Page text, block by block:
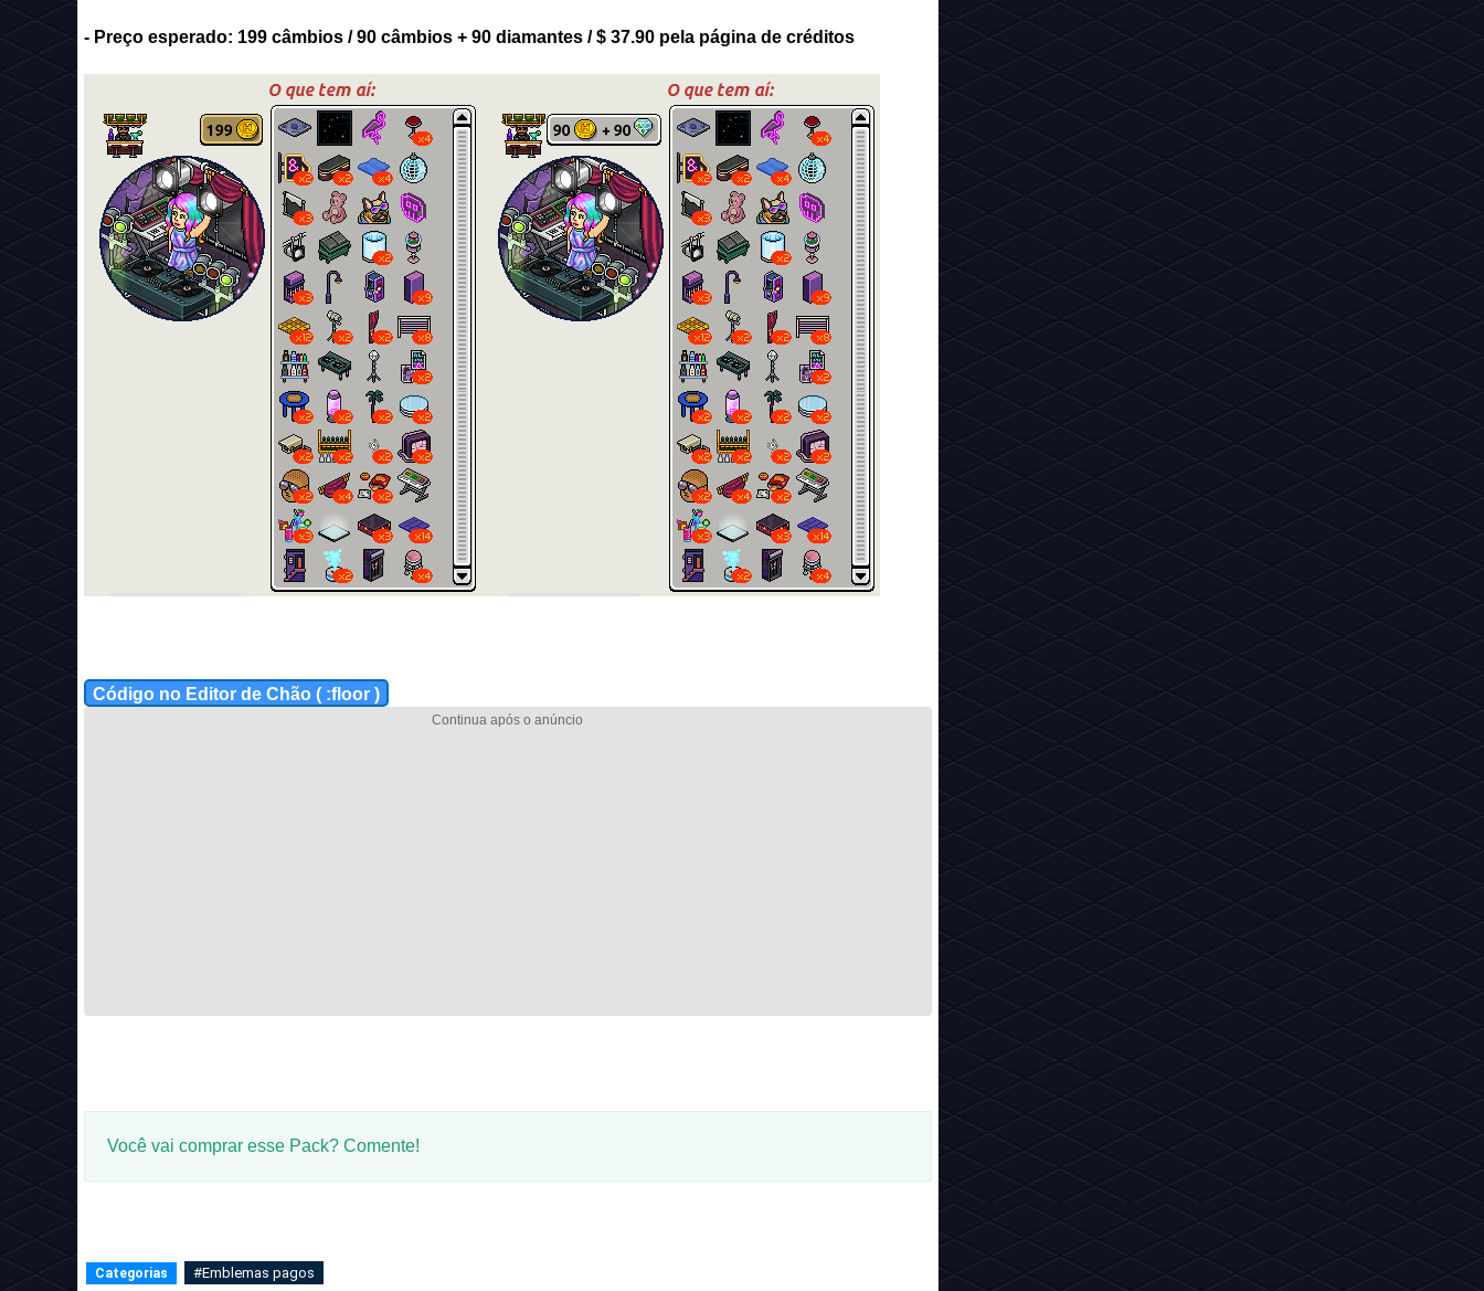
- Preço esperado: 199 câmbios / 90 câmbios + 90 diamantes / $ 37.90 pela página de créditos
Código no Editor de Chão ( :floor )
Você vai comprar esse Pack? Comente!
Categorias #Emblemas pagos